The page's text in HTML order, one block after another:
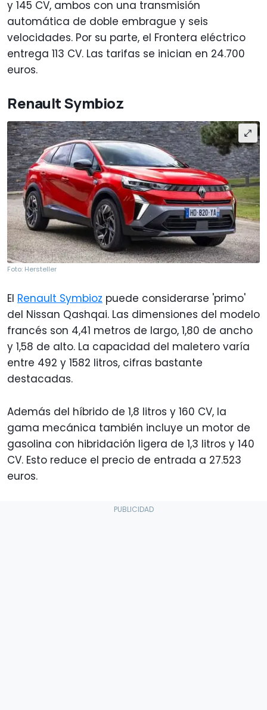
y 145 CV, ambos con una transmisión
automática de doble embrague y seis
velocidades. Por su parte, el Frontera eléctrico
entrega 113 CV. Las tarifas se inician en 24.700
euros.
Renault Symbioz
Foto: Hersteller
El Renault Symbioz puede considerarse 'primo'
del Nissan Qashqai. Las dimensiones del modelo
francés son 4,41 metros de largo, 1,80 de ancho
y 1,58 de alto. La capacidad del maletero varía
entre 492 y 1582 litros, cifras bastante
destacadas.
Además del híbrido de 1,8 litros y 160 CV, la
gama mecánica también incluye un motor de
gasolina con hibridación ligera de 1,3 litros y 140
CV. Esto reduce el precio de entrada a 27.523
euros.